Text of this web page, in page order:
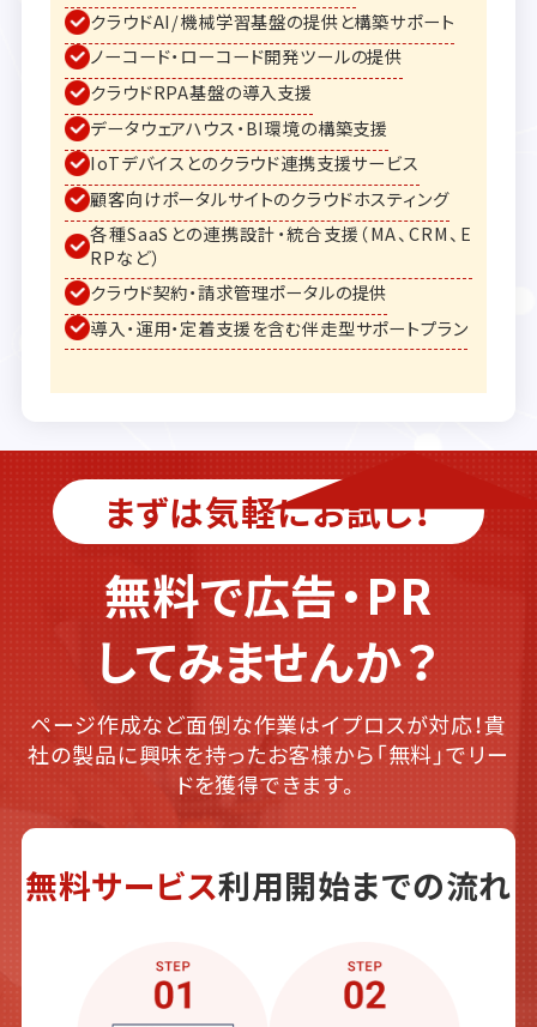
クラウドAI/機械学習基盤の提供と構築サポート
ノーコード・ローコード開発ツールの提供
クラウドRPA基盤の導入支援
データウェアハウス・BI環境の構築支援
IoTデバイスとのクラウド連携支援サービス
顧客向けポータルサイトのクラウドホスティング
各種SaaSとの連携設計・統合支援（MA、CRM、E
RPなど）
クラウド契約・請求管理ポータルの提供
導入・運用・定着支援を含む伴走型サポートプラン
まずは気軽にお試し！
無料で広告・PR
してみませんか？
ページ作成など面倒な作業はイプロスが対応！貴
社の製品に興味を持ったお客様から「無料」でリー
ドを獲得できます。
無料サービス利用開始までの流れ